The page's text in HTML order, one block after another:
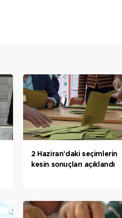
2 Haziran'daki seçimlerin
kesin sonuçları açıklandı